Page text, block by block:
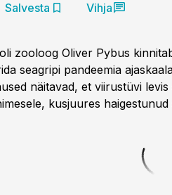
Salvesta Vihja
zooloog Oliver Pybus
seagripi pandeemia
näitavad, et viirustüvi
kusjuures